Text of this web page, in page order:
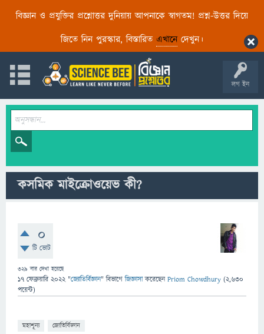
বিজ্ঞান ও প্রযুক্তির প্রশ্নোত্তর দুনিয়ায় আপনাকে স্বাগতম! প্রশ্ন-উত্তর দিয়ে
জিতে নিন পুরস্কার, বিস্তারিত এখানেদেখুন।
লগ ইন
কসমিক মাইক্রোওয়েভ কী?
0
টি ভোট
329 বার দেখা হয়েছে
17 ফেব্রুয়ারি 2022 "জ্যোতির্বিজ্ঞান" বিভাগে জিজ্ঞাসাকরেছেনPriom Chowdhury (2,630
পয়েন্ট)
মহাশূন্য জোতির্বিজ্ঞান